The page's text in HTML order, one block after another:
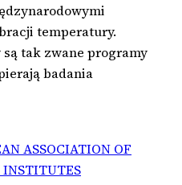
temperatury.
tak zwane programy
badania
ASSOCIATION OF
INSTITUTES